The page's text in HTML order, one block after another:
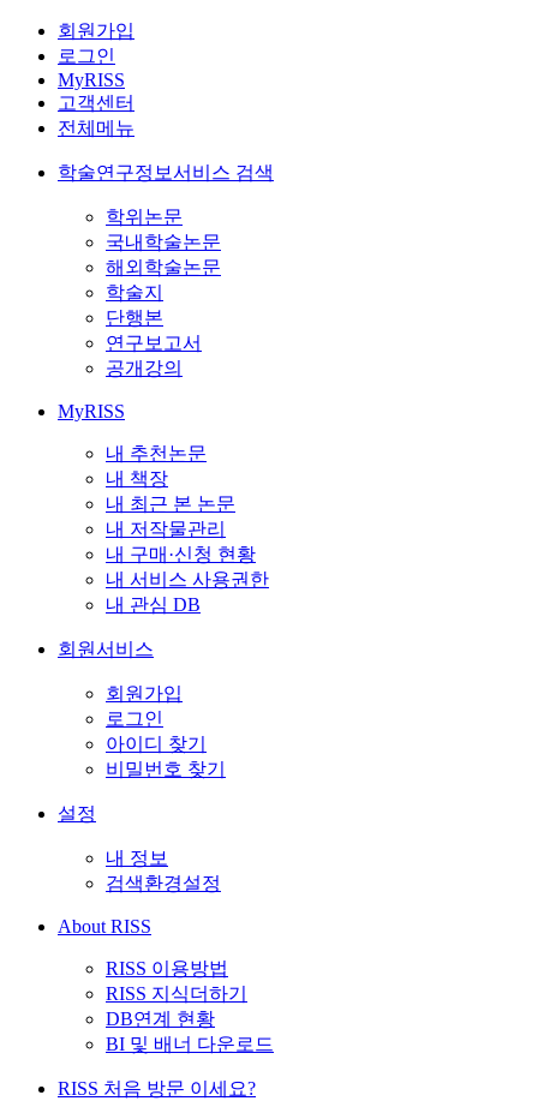
회원가입
로그인
MyRISS
고객센터
전체메뉴
학술연구정보서비스 검색
학위논문
국내학술논문
해외학술논문
학술지
단행본
연구보고서
공개강의
MyRISS
내 추천논문
내 책장
내 최근 본 논문
내 저작물관리
내 구매·신청 현황
내 서비스 사용권한
내 관심 DB
회원서비스
회원가입
로그인
아이디 찾기
비밀번호 찾기
설정
내 정보
검색환경설정
About RISS
RISS 이용방법
RISS 지식더하기
DB연계 현황
BI 및 배너 다운로드
RISS 처음 방문 이세요?